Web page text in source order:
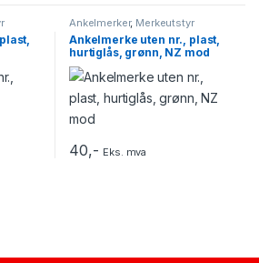
Ankelmerker, Merkeutstyr
Ankelmerke uten nr., plast,
hurtiglås, grønn, NZ mod
40,- Eks. mva